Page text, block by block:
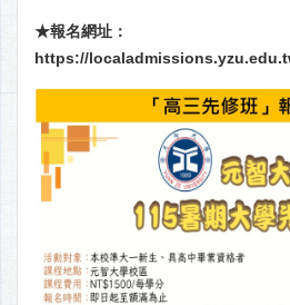
★報名網址：
https://